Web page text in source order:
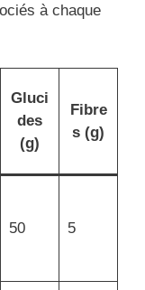
à chaque
Gluci
des
(g)
Fibre
s (g)
50 5